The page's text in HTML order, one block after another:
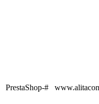
PrestaShop-#